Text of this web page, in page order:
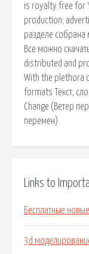
is royalty free for
production;
разделе собрана
Все можно
distributed and
With the plethora
formats Текст,
Change (Ветер
перемен).
Links to
Бесплатные
3d